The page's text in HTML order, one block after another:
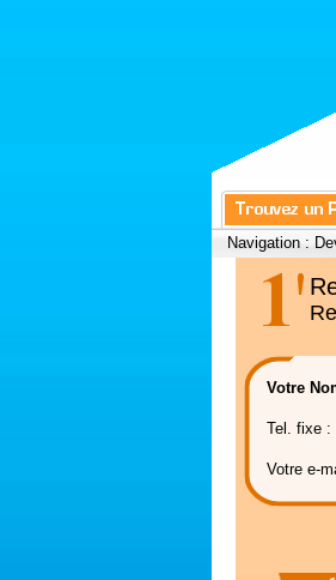
Navigation :
Votre
Tel. fixe :
Votre e-